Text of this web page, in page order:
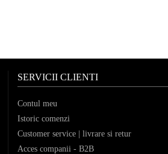
SERVICII CLIENTI
Contul meu
Istoric comenzi
Customer service | livrare si retur
Acces companii - B2B